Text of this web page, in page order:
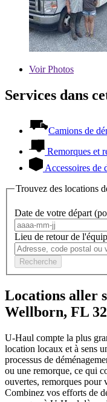
VoirPhotos
Services dans
Camions de
Remorques et
Accessoires de
Trouvez des locations
Date de votre départ
Lieu de retour de
Recherche
Locations aller
Wellborn, FL
U-Haul compte la plus
location locaux et à sens
processus de
ou une remorque, ce qui
ouvertes, remorques pour
Combinez vos efforts de